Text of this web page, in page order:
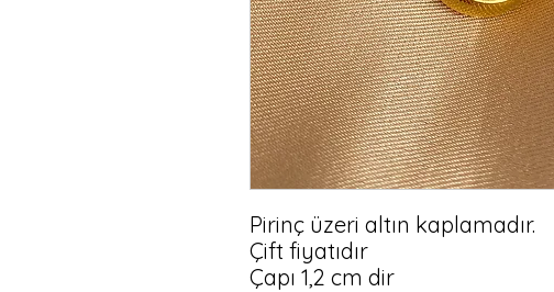
Pirinç üzeri altın kaplamadır.
Çift fiyatıdır
Çapı 1,2 cm dir